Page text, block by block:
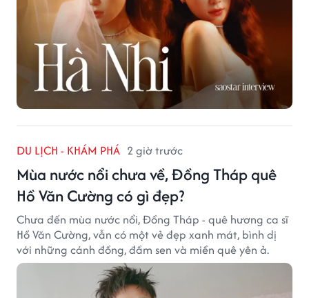
DU LỊCH - KHÁM PHÁ 2 giờ trước
Mùa nước nổi chưa về, Đồng Tháp quê
Hồ Văn Cường có gì đẹp?
Chưa đến mùa nước nổi, Đồng Tháp - quê hương ca sĩ
Hồ Văn Cường, vẫn có một vẻ đẹp xanh mát, bình dị
với những cánh đồng, đầm sen và miền quê yên ả.